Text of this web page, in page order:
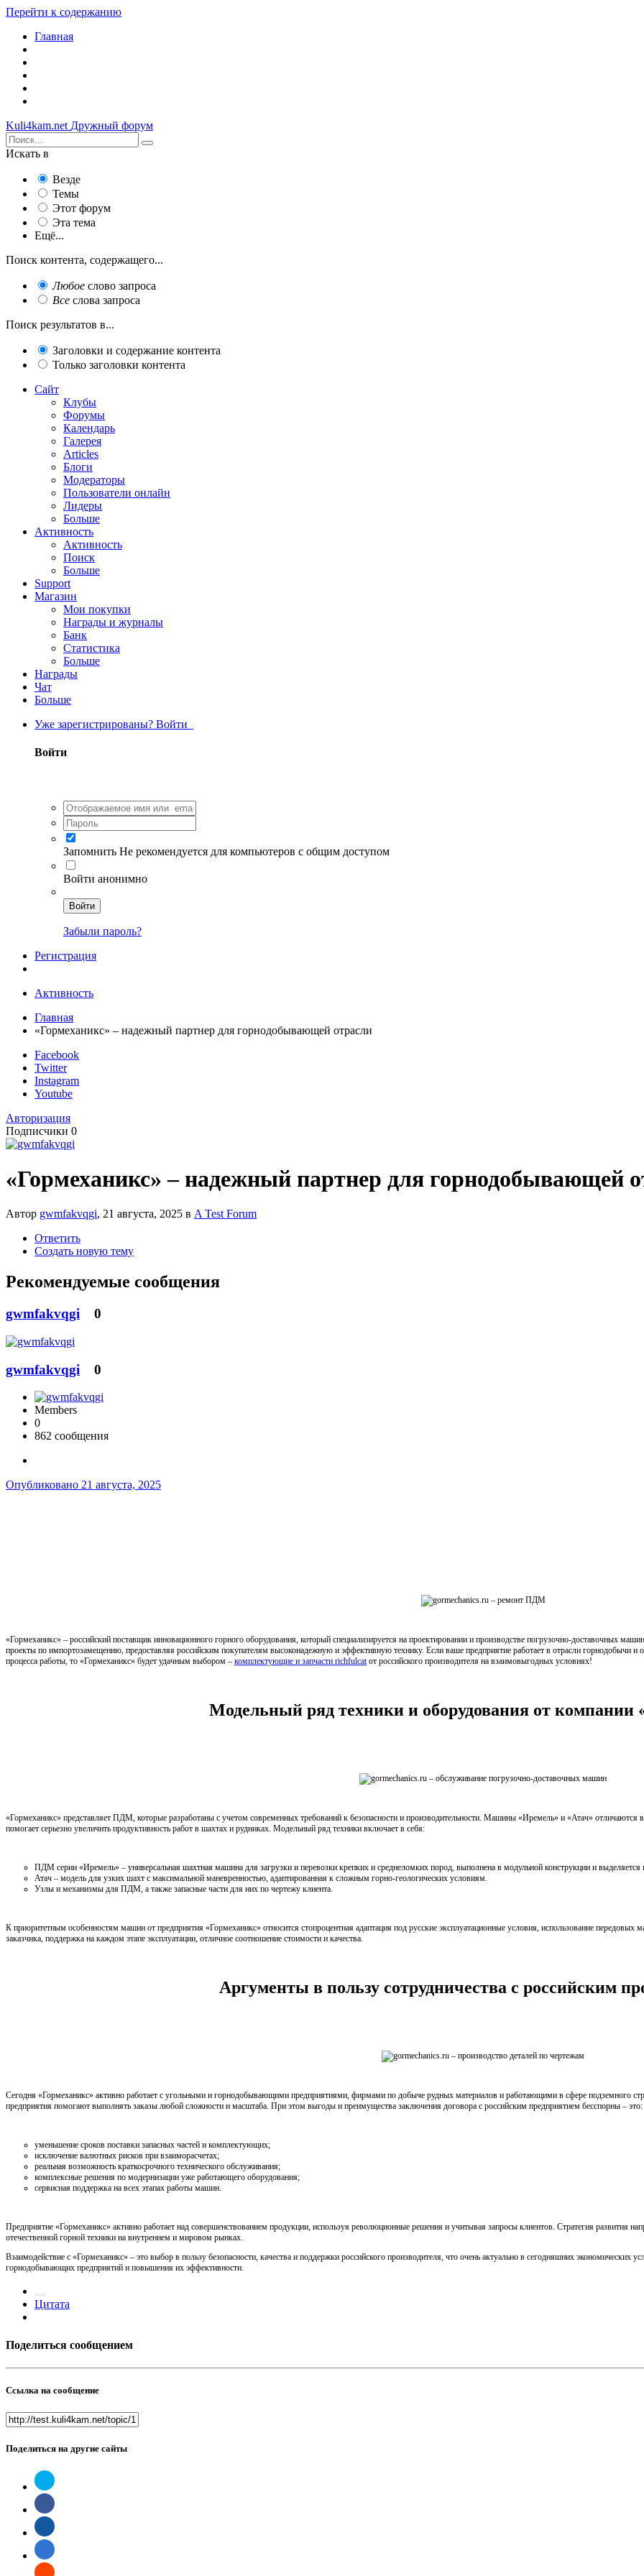
Перейти к содержанию
Главная
Kuli4kam.net Дружный форум
Искать в
Везде
Темы
Этот форум
Эта тема
Ещё...
Поиск контента, содержащего...
Любое слово запроса
Все слова запроса
Поиск результатов в...
Заголовки и содержание контента
Только заголовки контента
Сайт
Клубы
Форумы
Календарь
Галерея
Articles
Блоги
Модераторы
Пользователи онлайн
Лидеры
Больше
Активность
Активность
Поиск
Больше
Support
Магазин
Мои покупки
Награды и журналы
Банк
Статистика
Больше
Награды
Чат
Больше
Уже зарегистрированы? Войти
Войти
Запомнить Не рекомендуется для компьютеров с общим доступом
Войти анонимно
Войти
Забыли пароль?
Регистрация
Активность
Главная
«Гормеханикс» – надежный партнер для горнодобывающей отрасли
Facebook
Twitter
Instagram
Youtube
Авторизация
Подписчики 0
«Гормеханикс» – надежный партнер для горнодобывающей
Автор gwmfakvqgi, 21 августа, 2025 в A Test Forum
Ответить
Создать новую тему
Рекомендуемые сообщения
gwmfakvqgi 0
gwmfakvqgi 0
Members
0
862 сообщения
Опубликовано 21 августа, 2025
«Гормеханикс» – российский поставщик инновационного горного оборудования, который специализируется на проектировании и производстве погрузочно-доставочных
проекты по импортозамещению, предоставляя российским покупателям высоконадежную и эффективную технику. Если ваше предприятие работает в отрасли горнодобычи и
процесса работы, то «Гормеханикс» будет удачным выбором – комплектующие и запчасти richfulcat от российского производителя на взаимовыгодных условиях!
Модельный ряд техники и оборудования от компании
«Гормеханикс» представляет ПДМ, которые разработаны с учетом современных требований к безопасности и производительности. Машины «Иремель» и «Атач»
помогает серьезно увеличить продуктивность работ в шахтах и рудниках. Модельный ряд техники включает в себя:
ПДМ серии «Иремель» – универсальная шахтная машина для загрузки и перевозки крепких и среднеломких пород, выполнена в модульной конструкции и выделяется
Атач – модель для узких шахт с максимальной маневренностью, адаптированная к сложным горно-геологических условиям.
Узлы и механизмы для ПДМ, а также запасные части для них по чертежу клиента.
К приоритетным особенностям машин от предприятия «Гормеханикс» относится стопроцентная адаптация под русские эксплуатационные условия, использование
заказчика, поддержка на каждом этапе эксплуатации, отличное соотношение стоимости и качества.
Аргументы в пользу сотрудничества с российским
Сегодня «Гормеханикс» активно работает с угольными и горнодобывающими предприятиями, фирмами по добыче рудных материалов и работающими в сфере подземного
предприятия помогают выполнять заказы любой сложности и масштаба. При этом выгоды и преимущества заключения договора с российским предприятием бесспорны – это:
уменьшение сроков поставки запасных частей и комплектующих;
исключение валютных рисков при взаиморасчетах;
реальная возможность краткосрочного технического обслуживания;
комплексные решения по модернизации уже работающего оборудования;
сервисная поддержка на всех этапах работы машин.
Предприятие «Гормеханикс» активно работает над совершенствованием продукции, используя революционные решения и учитывая запросы клиентов. Стратегия развития
отечественной горной техники на внутреннем и мировом рынках.
Взаимодействие с «Гормеханикс» – это выбор в пользу безопасности, качества и поддержки российского производителя, что очень актуально в сегодняшних
горнодобывающих предприятий и повышения их эффективности.
Цитата
Поделиться сообщением
Ссылка на сообщение
Поделиться на другие сайты